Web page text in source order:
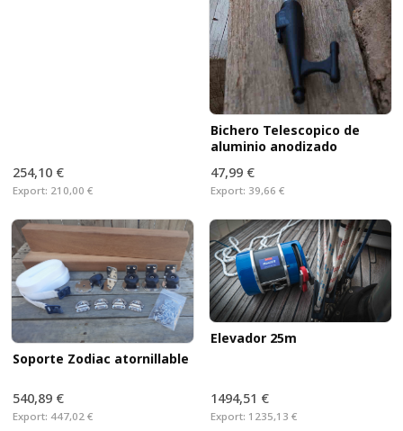
254,10 €
Export: 210,00 €
Bichero Telescopico de
aluminio anodizado
47,99 €
Export: 39,66 €
Soporte Zodiac atornillable
540,89 €
Export: 447,02 €
Elevador 25m
1494,51 €
Export: 1235,13 €